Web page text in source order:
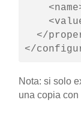
</
</
Nota: si solo
una copia con